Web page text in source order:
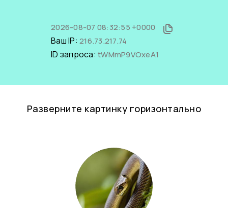
2026-08-07 08:32:55 +0000
Ваш IP: 216.73.217.74
ID запроса: tWMmP9VOxeA1
Разверните картинку горизонтально